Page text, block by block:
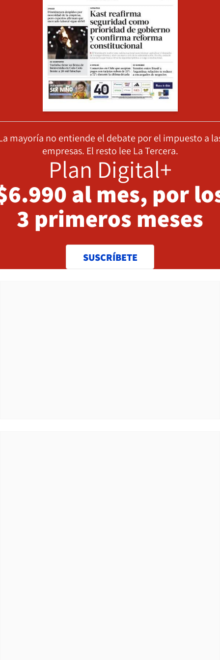
mayoría no entiende el debate por el impuesto a
empresas. El resto lee La Tercera.
Plan Digital+
al mes, por
3 primeros meses
SUSCRÍBETE